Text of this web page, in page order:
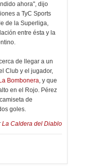
ahora", dijo
a TyC Sports
de la Superliga,
entre ésta y la
de llegar a un
Club y el jugador,
Bombonera, y que
en el Rojo. Pérez
de
goles.
La Caldera del Diablo